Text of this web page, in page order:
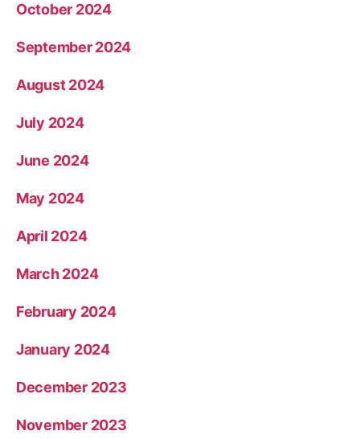
October 2024
September 2024
August 2024
July 2024
June 2024
May 2024
April 2024
March 2024
February 2024
January 2024
December 2023
November 2023